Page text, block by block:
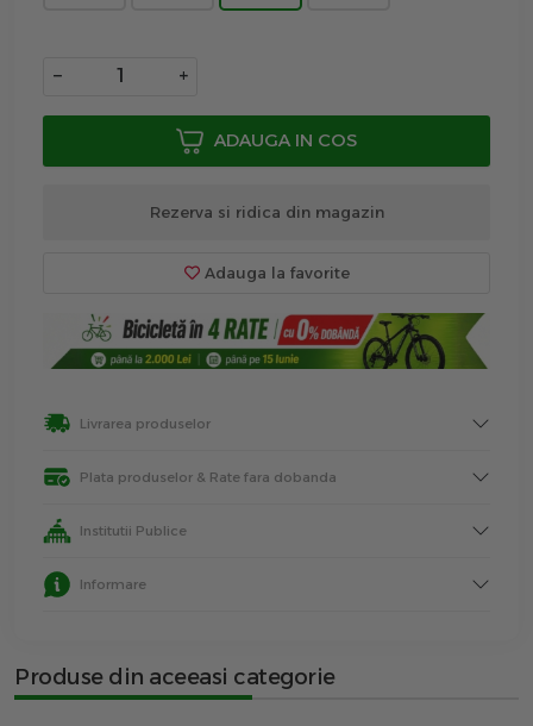
− +
ADAUGA IN COS
Rezerva si ridica din magazin
Adauga la favorite
Livrarea produselor
Plata produselor & Rate fara dobanda
Institutii Publice
Informare
Produse din aceeasi categorie